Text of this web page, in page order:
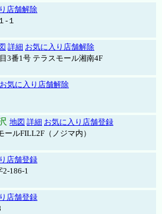
店舗解除
-１
詳細 お気に入り店舗解除
3番1号 テラスモール湘南4F
お気に入り店舗解除
地図 詳細 お気に入り店舗登録
ルFILL2F（ノジマ内）
店舗登録
186-1
店舗登録